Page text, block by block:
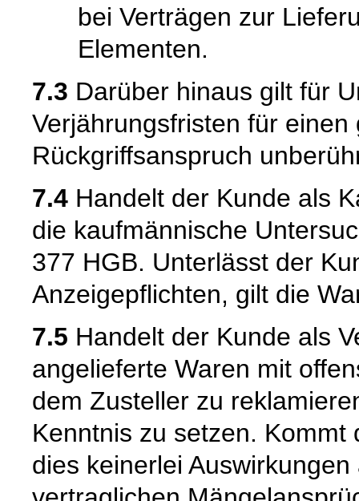
bei Verträgen zur
Elementen.
7.3 Darüber hinaus gilt für
Verjährungsfristen für
Rückgriffsanspruch
7.4 Handelt der Kunde als
die kaufmännische
377 HGB. Unterlässt der
Anzeigepflichten, gilt die
7.5 Handelt der Kunde als
angelieferte Waren mit
dem Zusteller zu
Kenntnis zu setzen.
dies keinerlei